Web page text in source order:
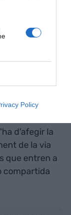
Policy
i
d'afegir la
de la via
que entren a
compartida